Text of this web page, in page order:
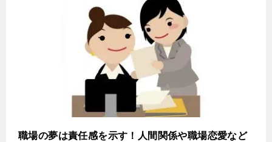
職場の夢は責任感を示す！人間関係や職場恋愛など